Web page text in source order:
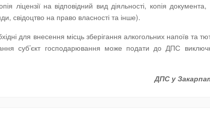
ліцензії на відповідний вид діяльності, копія
свідоцтво на право власності та інше).
для внесення місць зберігання алкогольних напоїв та
суб’єкт господарювання може подати до ДПС
ДПС у